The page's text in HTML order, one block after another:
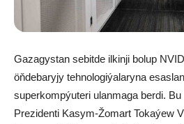
Gazagystan sebitde ilkinji bolup
öňdebaryjy tehnologiýalaryna
superkompýuteri ulanmaga berdi.
Prezidenti Kasym-Žomart Tokaýew